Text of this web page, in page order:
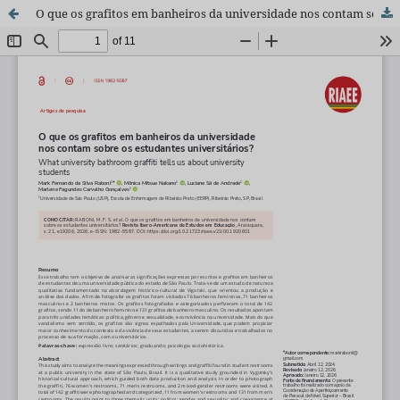
O que os grafitos em banheiros da universidade nos contam sobre os estudantes universitários?